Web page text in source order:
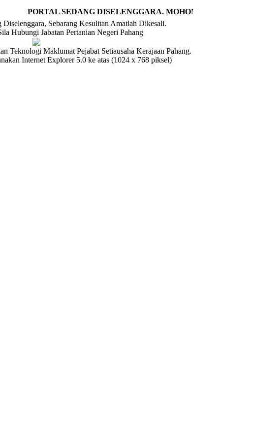
PORTAL SEDANG DISELENGGARA. MOHON MAAF ATAS
Sebarang Kesulitan Amatlah Dikesali.
Hubungi Jabatan Pertanian Negeri Pahang
Teknologi Maklumat Pejabat Setiausaha Kerajaan Pahang.
Internet Explorer 5.0 ke atas (1024 x 768 piksel)